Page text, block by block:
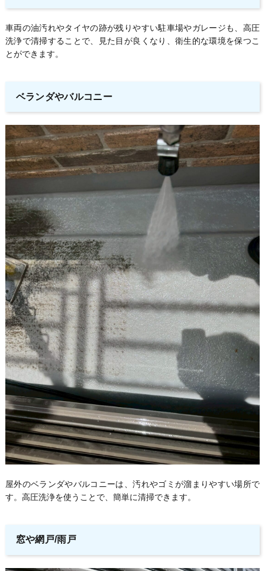
車両の油汚れやタイヤの跡が残りやすい駐車場やガレージも、高圧
洗浄で清掃することで、見た目が良くなり、衛生的な環境を保つこ
とができます。
ベランダやバルコニー
屋外のベランダやバルコニーは、汚れやゴミが溜まりやすい場所で
す。高圧洗浄を使うことで、簡単に清掃できます。
窓や網戸/雨戸